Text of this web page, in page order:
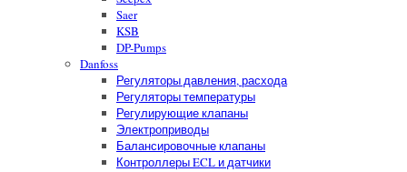
Saer
KSB
DP-Pumps
Danfoss
Регуляторы давления, расхода
Регуляторы температуры
Регулирующие клапаны
Электроприводы
Балансировочные клапаны
Контроллеры ECL и датчики